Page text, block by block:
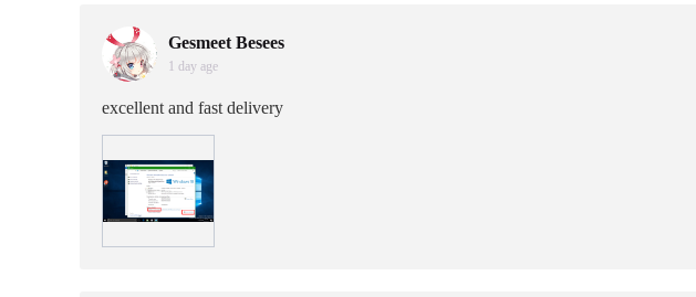
Gesmeet Besees
1 day age
excellent and fast delivery